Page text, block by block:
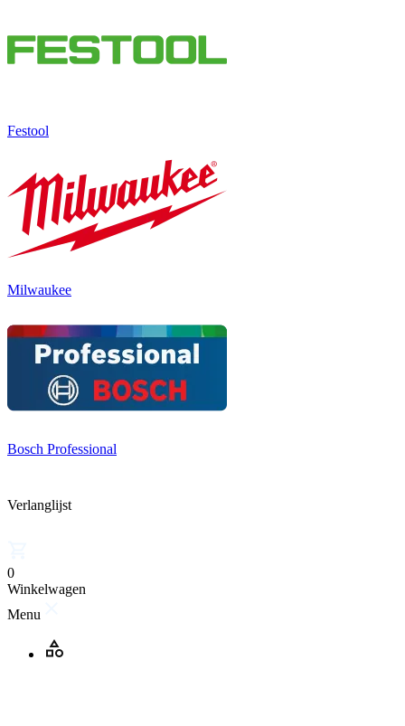
Festool
Milwaukee
Bosch Professional
Verlanglijst
0
Winkelwagen
Menu